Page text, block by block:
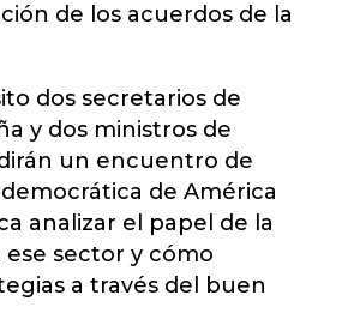
de los acuerdos de la
dos secretarios de
y dos ministros de
un encuentro de
de América
analizar el papel de la
sector y cómo
a través del buen